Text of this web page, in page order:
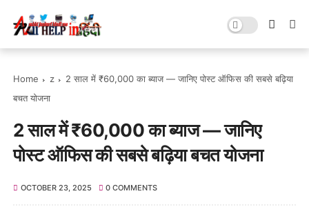
Home z
2 साल में ₹60,000 का ब्याज — जानिए पोस्ट ऑफिस की सबसे बढ़िया
बचत योजना
2 साल में ₹60,000 का ब्याज — जानिए
पोस्ट ऑफिस की सबसे बढ़िया बचत योजना
OCTOBER 23, 2025 0 COMMENTS